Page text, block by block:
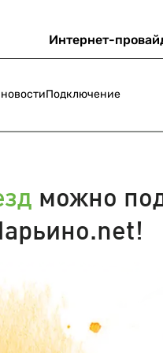
Интернет-
Подключение
можно